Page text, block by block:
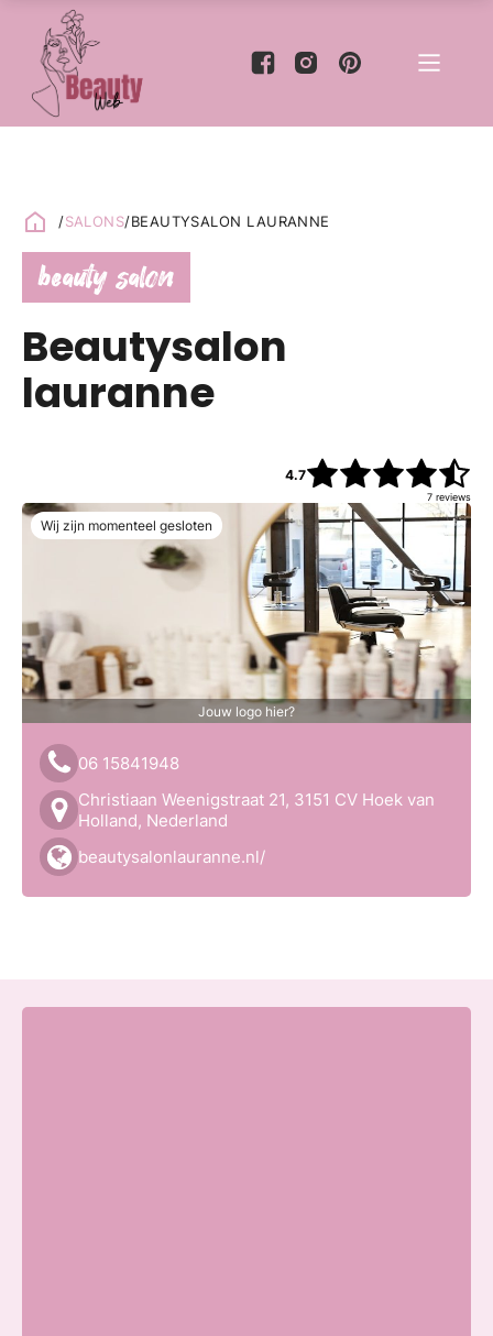
/SALONS/BEAUTYSALON LAURANNE
Jouw logo hier?
Wij zijn momenteel gesloten
06 15841948
Christiaan Weenigstraat 21, 3151 CV Hoek van
Holland, Nederland
beautysalonlauranne.nl/
beauty salon
Beautysalon
lauranne
4.7
7 reviews